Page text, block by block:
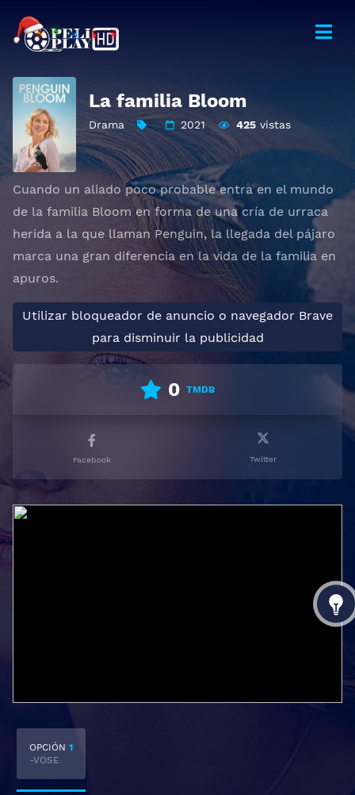
La familia Bloom
Drama 2021 425vistas
Cuando un aliado poco probable entra en el mundo
de la familia Bloom en forma de una cría de urraca
herida a la que llaman Penguin, la llegada del pájaro
marca una gran diferencia en la vida de la familia en
apuros.
Utilizar bloqueador de anuncio o navegador Brave
para disminuir la publicidad
0 TMDB
Facebook Twitter
OPCIÓN 1
-VOSE